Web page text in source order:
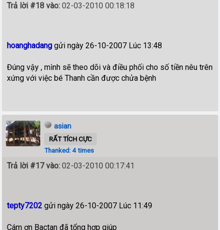
Trả lời #18 vào: 02-03-2010 00:18:18
hoanghadanggửi ngày 26-10-2007 Lúc 13:48
Đúng vậy , mình sẽ theo dõi và điều phối cho số tiền nêu trên
xứng với việc bé Thanh cần được chửa bệnh
asian
RẤT TÍCH CỰC
Thanked: 4 times
Trả lời #17 vào: 02-03-2010 00:17:41
tepty7202gửi ngày 26-10-2007 Lúc 11:49
Cám ơn Bactan đã tổng hợp giúp